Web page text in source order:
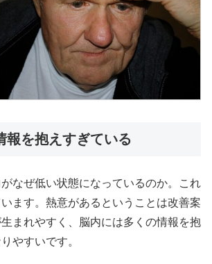
報を抱えすぎている
なぜ低い状態になっているのか。これ
ます。熱意があるということは改善案
まれやすく、脳内には多くの情報を抱
やすいです。